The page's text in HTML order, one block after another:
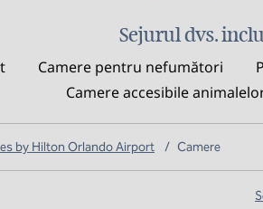
Sejurul dvs.
Camere pentru nefumători
Camere accesibile
by Hilton Orlando Airport / Camere